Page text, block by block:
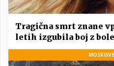
Tragična smrt znane
letih izgubila boj z